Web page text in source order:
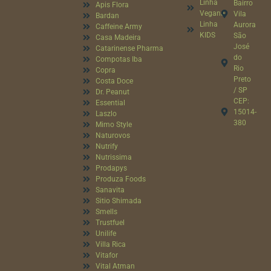
Apis Flora
Bardan
Caffeine Army
Casa Madeira
Catarinense Pharma
Compotas Iba
Copra
Costa Doce
Dr. Peanut
Essential
Laszlo
Mimo Style
Naturovos
Nutrify
Nutrissima
Prodapys
Produza Foods
Sanavita
Sitio Shimada
Smells
Trustfuel
Unilife
Villa Rica
Vitafor
Vital Atman
Linha
Vegana
Linha
KIDS
Bairro
Vila
Aurora
São
José
do
Rio
Preto
/ SP
CEP:
15014-
380